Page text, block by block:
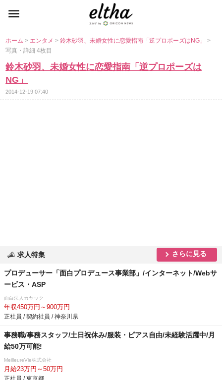
ホーム> エンタメ>鈴木砂羽、未婚女性に恋愛指南「逆プロポーズはNG」>
写真・詳細 4枚目
鈴木砂羽、未婚女性に恋愛指南「逆プロポーズは
NG」
2014-12-19 07:40
求人特集 さらに見る
プロデューサー「面白プロデュース事業部」/インターネット/Webサ
ービス・ASP
面白法人カヤック
年収450万円～900万円
正社員 / 契約社員 / 神奈川県
事務職/事務スタッフ/土日祝休み/服装・ピアス自由/未経験活躍中/月
給50万可能!
MeilleureVie株式会社
月給23万円～50万円
正社員 / 東京都